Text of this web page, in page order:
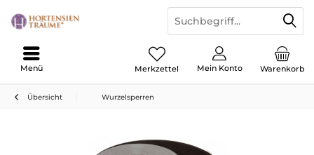
Warenkorb
Merkzettel Mein Konto
Menü
Übersicht Wurzelsperren